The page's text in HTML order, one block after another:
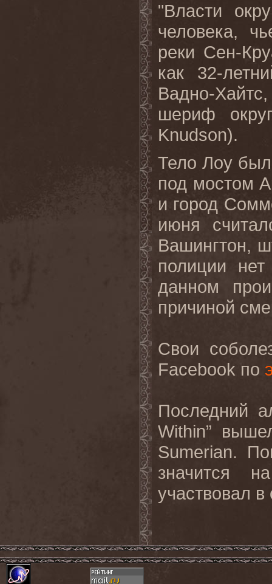
"Власти
человека,
реки Сен-
как 32-
Вадно-
шериф
Knudson).
Тело Лоу
под мостом
и город
июня
Вашингтон,
полиции
данном
причиной
Свои
Facebook по
Последний
Within”
Sumerian.
значится
участвовал